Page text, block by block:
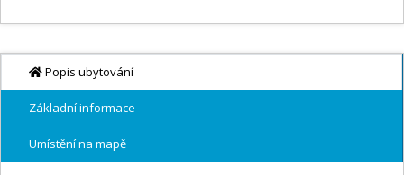
Popis ubytování
Základní informace
Umístění na mapě